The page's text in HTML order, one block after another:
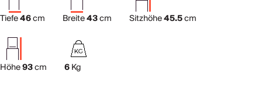
Tiefe46cm Breite43cm Sitzhöhe45.5cm
Höhe93cm 6Kg